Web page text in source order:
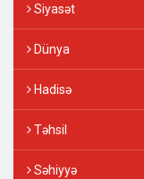
Siyasət
Dünya
Hadisə
Təhsil
Səhiyyə